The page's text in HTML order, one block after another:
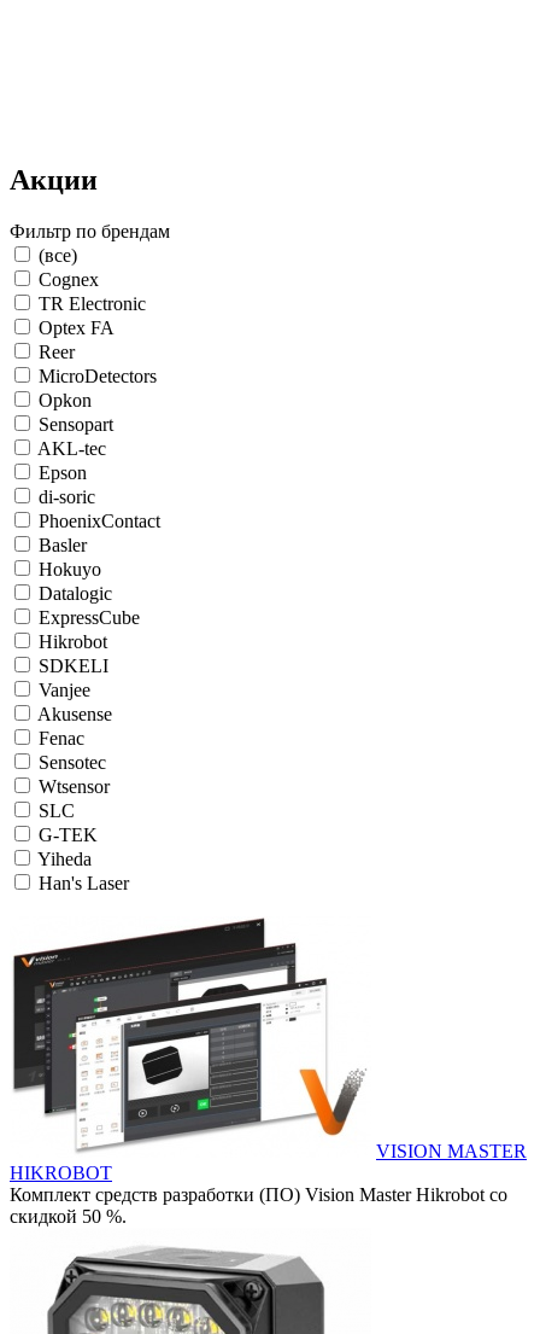
Акции
Фильтр по брендам
(все)
Cognex
TR Electronic
Optex FA
Reer
MicroDetectors
Opkon
Sensopart
AKL-tec
Epson
di-soric
PhoenixContact
Basler
Hokuyo
Datalogic
ExpressCube
Hikrobot
SDKELI
Vanjee
Akusense
Fenac
Sensotec
Wtsensor
SLC
G-TEK
Yiheda
Han's Laser
VISION MASTER
HIKROBOT
Комплект средств разработки (ПО) Vision Master Hikrobot со
скидкой 50 %.